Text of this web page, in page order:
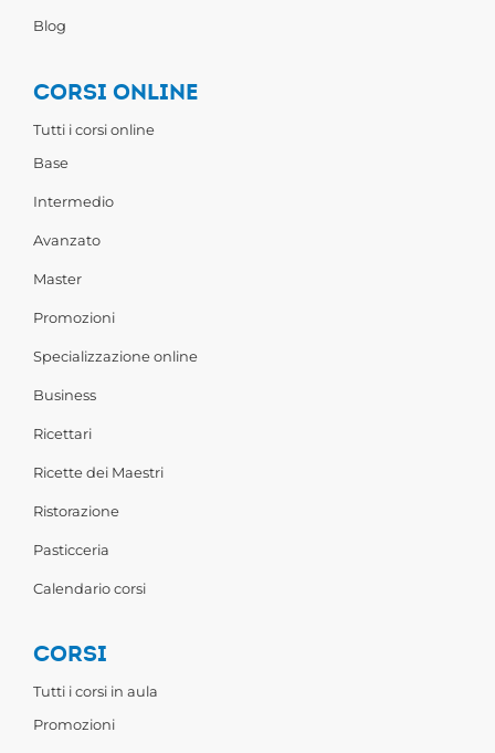
Blog
CORSI ONLINE
Tutti i corsi online
Base
Intermedio
Avanzato
Master
Promozioni
Specializzazione online
Business
Ricettari
Ricette dei Maestri
Ristorazione
Pasticceria
Calendario corsi
CORSI
Tutti i corsi in aula
Promozioni